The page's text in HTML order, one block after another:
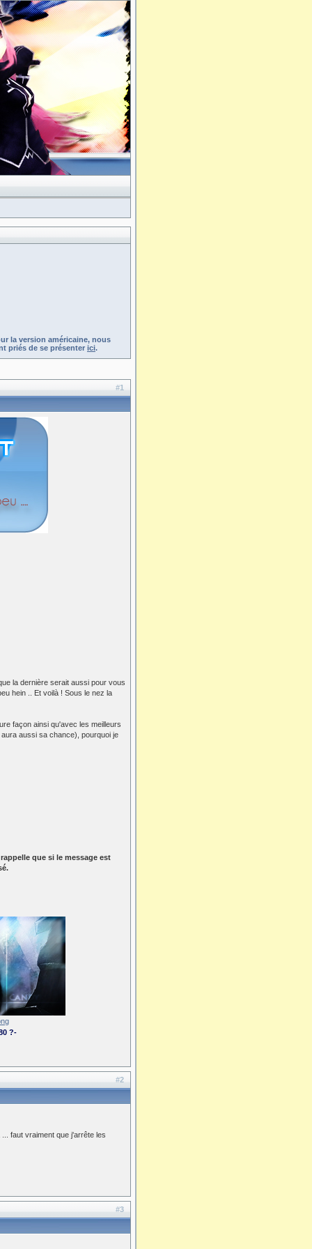
la version américaine, nous
priés de se présenter ici.
#1
la dernière serait aussi pour vous
hein .. Et voilà ! Sous le nez la
façon ainsi qu'avec les meilleurs
aussi sa chance), pourquoi je
que si le message est
?-
#2
faut vraiment que j'arrête les
#3